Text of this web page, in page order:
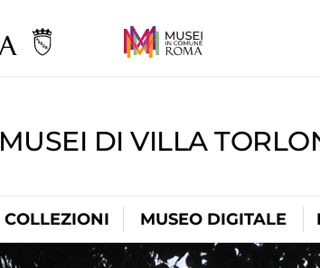
MUSEI DI VILLA
COLLEZIONI MUSEO DIGITALE